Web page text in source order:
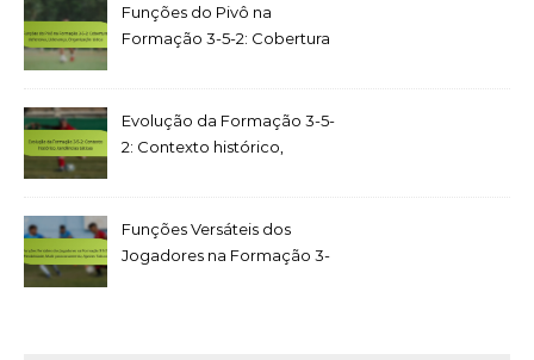
Funções do Pivô na
Formação 3-5-2: Cobertura
Evolução da Formação 3-5-
2: Contexto histórico,
Funções Versáteis dos
Jogadores na Formação 3-